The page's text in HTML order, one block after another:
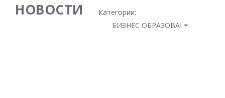
НОВОСТИ
Категории:
БИЗНЕС ОБРАЗОВАНИЕ